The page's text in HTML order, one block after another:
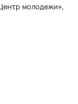
молодежи»,